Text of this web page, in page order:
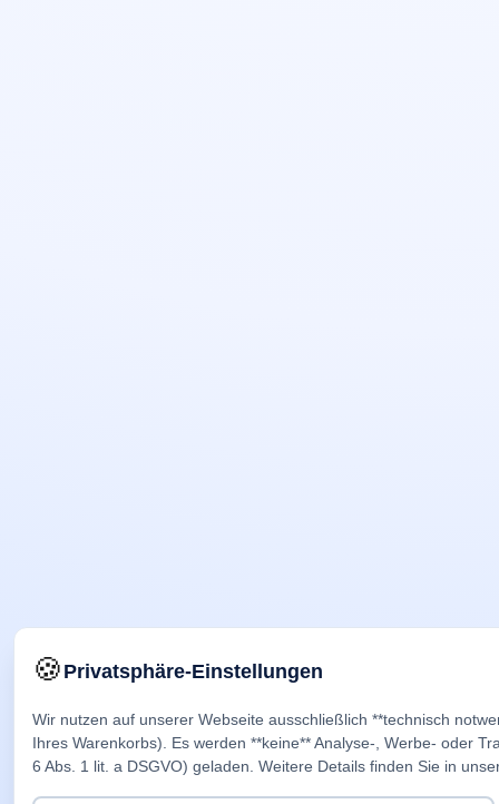
🍪Privatsphäre-Einstellungen
Wir nutzen auf unserer Webseite ausschließlich **technisch
Ihres Warenkorbs). Es werden **keine** Analyse-, Werbe- oder
6 Abs. 1 lit. a DSGVO) geladen. Weitere Details finden Sie in